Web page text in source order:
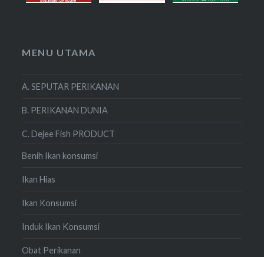
MENU UTAMA
A. SEPUTAR PERIKANAN
B. PERIKANAN DUNIA
C. Dejee Fish PRODUCT
Benih Ikan konsumsi
Ikan Hias
Ikan Konsumsi
Induk Ikan Konsumsi
Obat Perikanan